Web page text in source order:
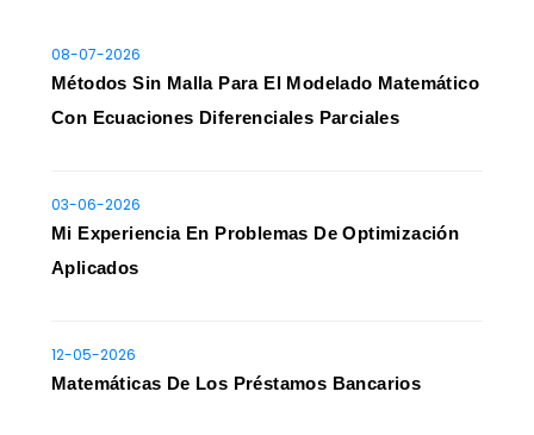
08-07-2026
Métodos Sin Malla Para El Modelado Matemático
Con Ecuaciones Diferenciales Parciales
03-06-2026
Mi Experiencia En Problemas De Optimización
Aplicados
12-05-2026
Matemáticas De Los Préstamos Bancarios